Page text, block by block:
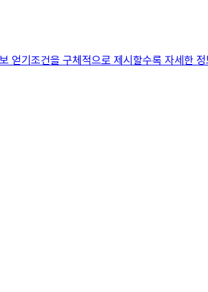
기조건을 구체적으로 제시할수록 자세한